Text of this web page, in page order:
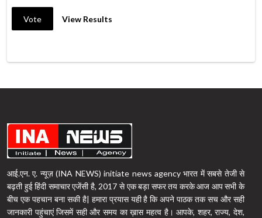
Vote View Results
आई.एन. ए. न्यूज़ (INA NEWS) initiate news agency भारत में सबसे तेजी से
बढ़ती हुई हिंदी समाचार एजेंसी है, 2017 से एक बड़ा सफर तय करके आज आप सभी के
बीच एक पहचान बना सकी है| हमारा प्रयास यही है कि अपने पाठक तक सच और सही
जानकारी पहुंचाएं जिसमें सही और समय का ख़ास महत्व है। आपके, शहर, राज्य, देश,